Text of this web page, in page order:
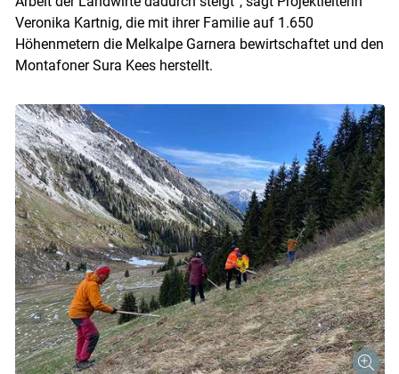
Veronika Kartnig, die mit ihrer Familie auf 1.650
Höhenmetern die Melkalpe Garnera bewirtschaftet und den
Montafoner Sura Kees herstellt.